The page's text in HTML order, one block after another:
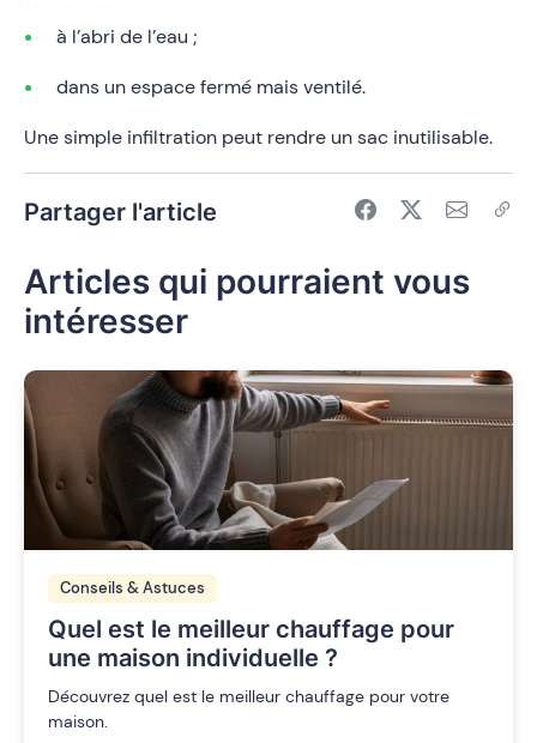
à l’abri de l’eau ;
dans un espace fermé mais ventilé.
Une simple infiltration peut rendre un sac inutilisable.
Partager l'article
Articles qui pourraient vous
intéresser
Conseils & Astuces
Quel est le meilleur chauffage pour
une maison individuelle ?
Découvrez quel est le meilleur chauffage pour votre
maison.